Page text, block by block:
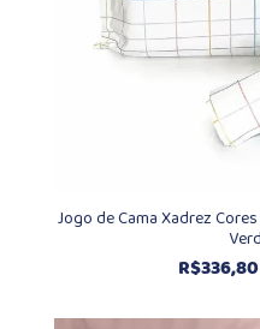
Jogo de Cama Xadrez
R$336,80